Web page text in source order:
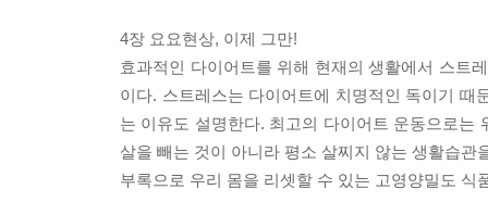
4장 요요현상, 이제 그만!
효과적인 다이어트를 위해 현재의 생활에서 스트
이다. 스트레스는 다이어트에 치명적인 독이기
는 이유도 설명한다. 최고의 다이어트 운동으로는
살을 빼는 것이 아니라 평소 살찌지 않는 생활습관
부록으로 우리 몸을 리셋할 수 있는 고영양밀도 식